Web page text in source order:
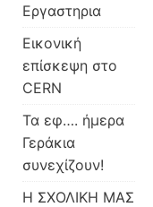
Εργαστηρια
Εικονική
επίσκεψη στο
CERN
Τα εφ…. ήμερα
Γεράκια
συνεχίζουν!
Η ΣΧΟΛΙΚΗ ΜΑΣ